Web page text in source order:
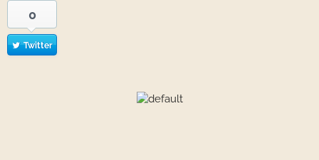
0
Twitter